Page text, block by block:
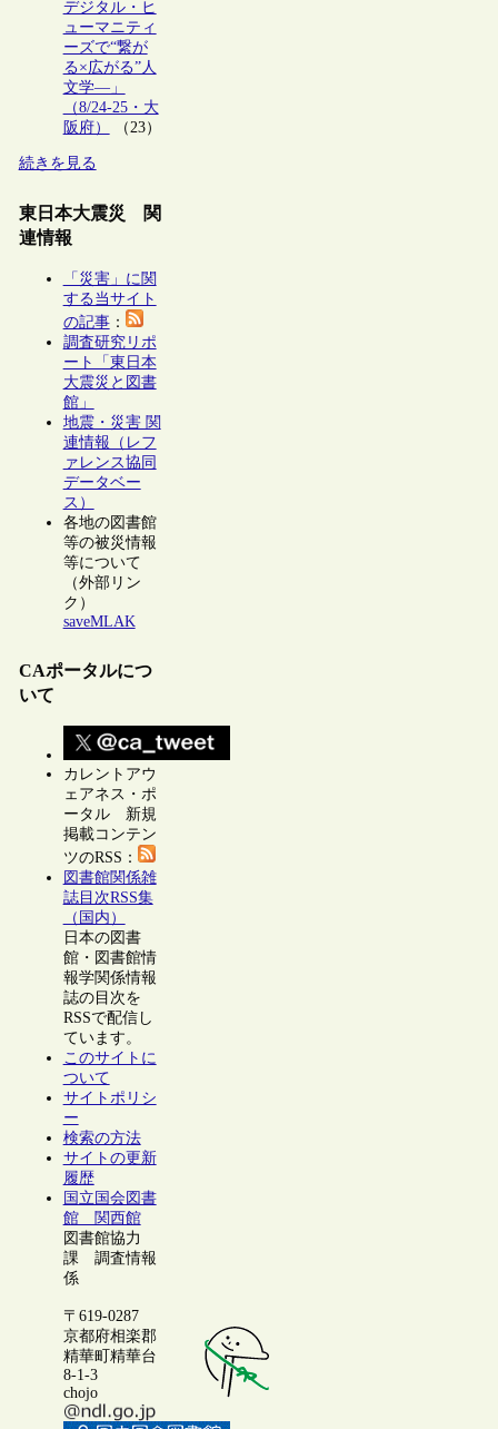
デジタル・ヒ
ューマニティ
ーズで“繋が
る×広がる”人
文学―」
（8/24-25・大
阪府）
（23）
続きを見る
東日本大震災 関
連情報
「災害」に関
する当サイト
の記事：
調査研究リポ
ート「東日本
大震災と図書
館」
地震・災害 関
連情報（レフ
ァレンス協同
データベー
ス）
各地の図書館
等の被災情報
等について
（外部リン
ク）
saveMLAK
CAポータルにつ
いて
カレントアウ
ェアネス・ポ
ータル 新規
掲載コンテン
ツのRSS：
図書館関係雑
誌目次RSS集
（国内）
日本の図書
館・図書館情
報学関係情報
誌の目次を
RSSで配信し
ています。
このサイトに
ついて
サイトポリシ
ー
検索の方法
サイトの更新
履歴
国立国会図書
館 関西館
図書館協力
課 調査情報
係
〒619-0287
京都府相楽郡
精華町精華台
8-1-3
chojo